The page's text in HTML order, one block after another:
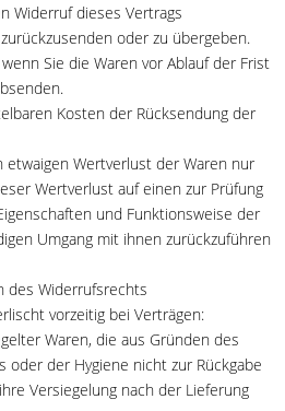
Widerruf dieses Vertrags
oder zu übergeben.
Sie die Waren vor Ablauf der Frist
Kosten der Rücksendung der
etwaigen Wertverlust der Waren nur
Wertverlust auf einen zur Prüfung
und Funktionsweise der
Umgang mit ihnen zurückzuführen
des Widerrufsrechts
vorzeitig bei Verträgen:
Waren, die aus Gründen des
oder der Hygiene nicht zur Rückgabe
Versiegelung nach der Lieferung